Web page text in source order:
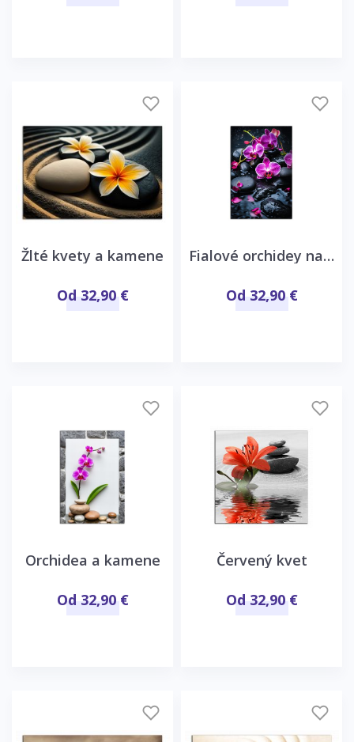
Žlté kvety a kamene
Od 32,90 €
Fialové orchidey na kameňoch
Od 32,90 €
Orchidea a kamene
Od 32,90 €
Červený kvet
Od 32,90 €